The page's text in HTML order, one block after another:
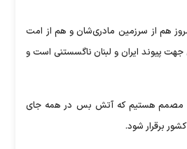
هم از سرزمین مادری‌شان و هم از امت
جهت پیوند ایران و لبنان ناگسستنی است و
ما مصمم هستیم که آتش بس در همه جای
برقرار شود.